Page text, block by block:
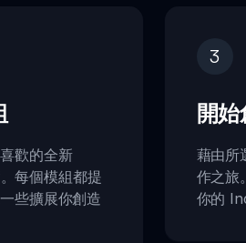
歡的全新
每個模組都提
些擴展你創造
3
開
藉由所
作之旅
你的